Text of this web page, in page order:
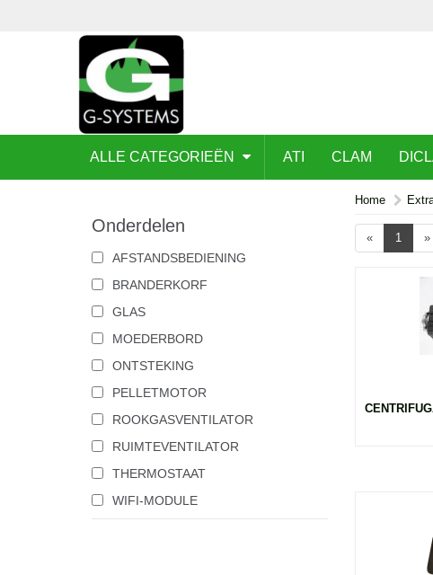
ALLE CATEGORIEËN ATI CLAM
Onderdelen
AFSTANDSBEDIENING
BRANDERKORF
GLAS
MOEDERBORD
ONTSTEKING
PELLETMOTOR
ROOKGASVENTILATOR
RUIMTEVENTILATOR
THERMOSTAAT
WIFI-MODULE
Home
« 1 »